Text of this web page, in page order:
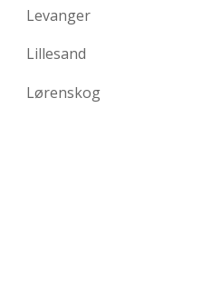
Levanger
Lillesand
Lørenskog